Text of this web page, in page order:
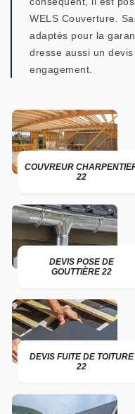
WELS Couverture.
adaptés pour la
dresse aussi un
engagement.
COUVREUR
22
DEVIS POSE DE
GOUTTIÈRE 22
DEVIS FUITE DE TOITURE
22